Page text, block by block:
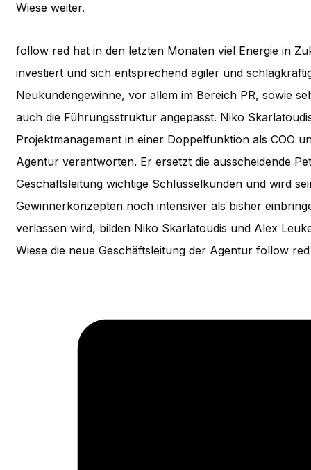
Wiese weiter.
follow red hat in den letzten Monaten viel Energie in
investiert und sich entsprechend agiler und
Neukundengewinne, vor allem im Bereich PR, sowie
auch die Führungsstruktur angepasst. Niko
Projektmanagement in einer Doppelfunktion als COO
Agentur verantworten. Er ersetzt die ausscheidende
Geschäftsleitung wichtige Schlüsselkunden und wird
Gewinnerkonzepten noch intensiver als bisher
verlassen wird, bilden Niko Skarlatoudis und Alex
Wiese die neue Geschäftsleitung der Agentur follow